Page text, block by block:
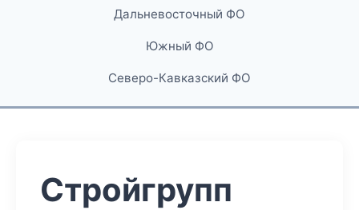
Дальневосточный ФО
Южный ФО
Северо-Кавказский ФО
Стройгрупп